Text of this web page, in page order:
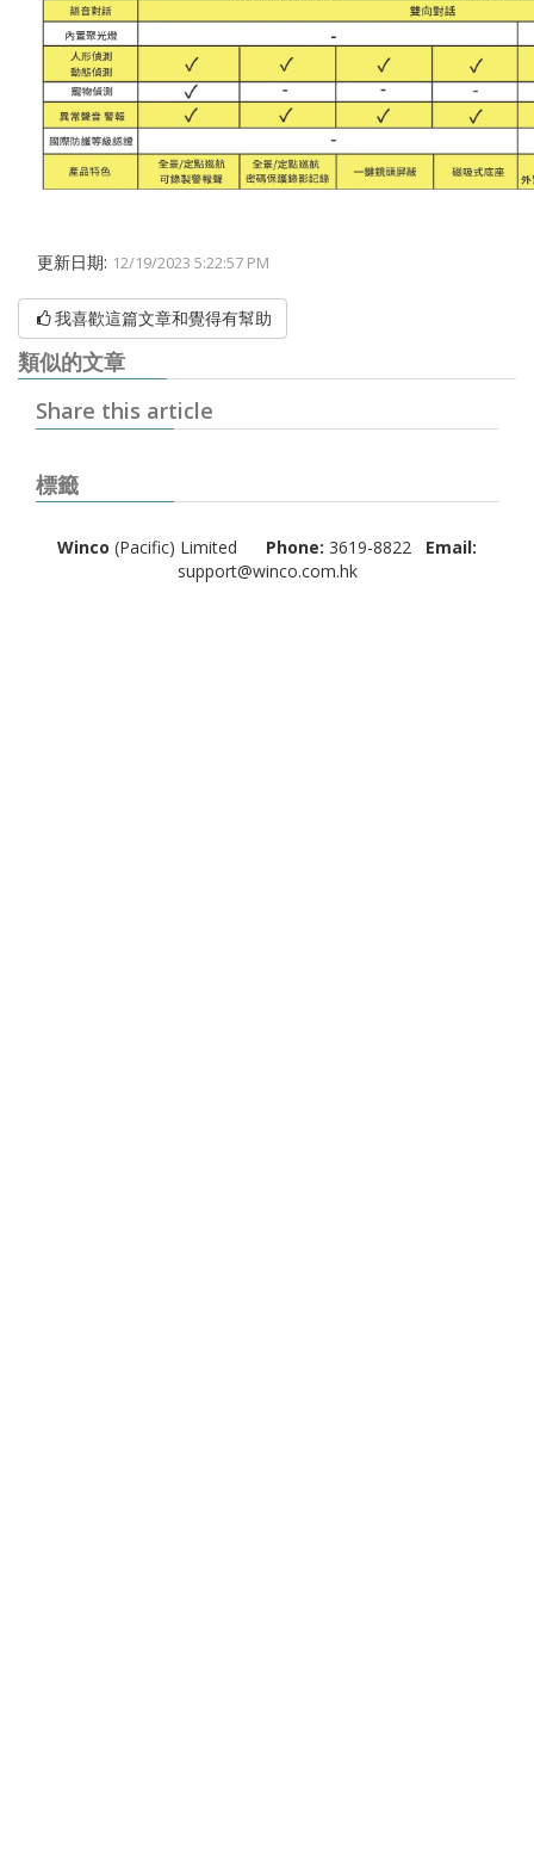
更新日期: 12/19/2023 5:22:57 PM
我喜歡這篇文章和覺得有幫助
類似的文章
Share this article
標籤
Winco (Pacific) Limited Phone: 3619-8822 Email:
support@winco.com.hk